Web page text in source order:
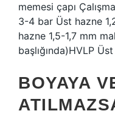
memesi çapı
3-4 bar Üst hazne
hazne 1,5-1,7 mm
başlığında)HVLP
BOYAYA